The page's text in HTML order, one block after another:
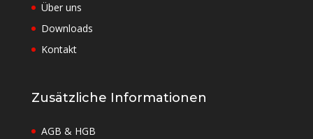
Über uns
Downloads
Kontakt
Zusätzliche Informationen
AGB & HGB